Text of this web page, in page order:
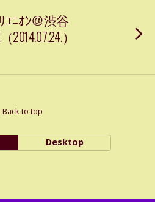
ﾘﾕﾆｵﾝ＠渋谷
2014.07.24.）
Back to top
Desktop